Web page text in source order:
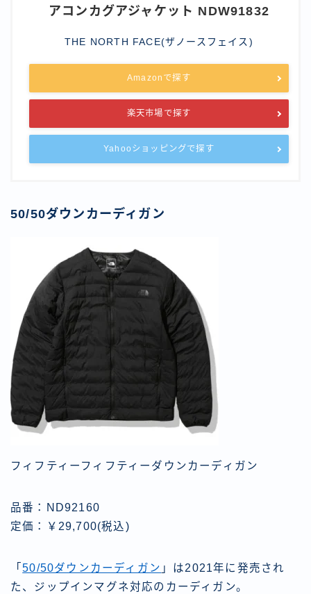
アコンカグアジャケット NDW91832
THE NORTH FACE(ザノースフェイス)
Amazonで探す
楽天市場で探す
Yahooショッピングで探す
50/50ダウンカーディガン
フィフティーフィフティーダウンカーディガン
品番：ND92160
定価：￥29,700(税込)
「50/50ダウンカーディガン 」は2021年に発売され
た、ジップインマグネ対応のカーディガン。